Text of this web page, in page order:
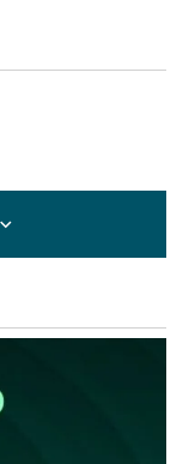
kirjautua